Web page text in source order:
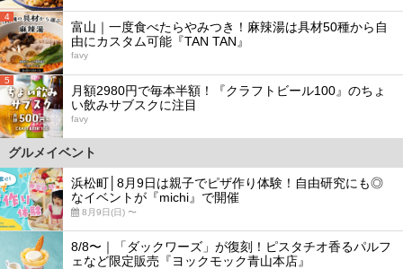
4
富山｜一度食べたらやみつき！麻辣湯は具材50種から自
由にカスタム可能『TAN TAN』
favy
5
月額2980円で毎本半額！『クラフトビール100』のちょ
い飲みサブスクに注目
favy
グルメイベント
浜松町│8月9日は親子でピザ作り体験！自由研究にも◎
なイベントが『michi』で開催
8月9日(日) 〜
8/8〜｜「ダックワーズ」が復刻！ピスタチオ香るパルフ
ェなど限定販売『ヨックモック青山本店』